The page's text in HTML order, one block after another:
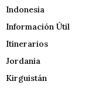
Indonesia
Información Útil
Itinerarios
Jordania
Kirguistán